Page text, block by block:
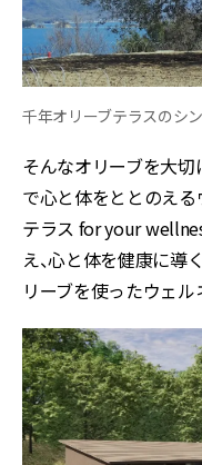
千年オリーブテラスのシ
そんなオリーブを大切
で心と体をととのえる
テラス for your
え、心と体を健康に
リーブを使ったウェル